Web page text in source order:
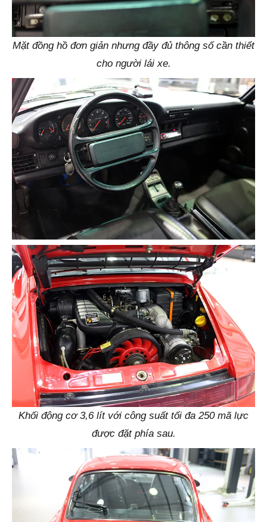
Mặt đồng hồ đơn giản nhưng đầy đủ thông số cần thiết
cho người lái xe.
Khối động cơ 3,6 lít với công suất tối đa 250 mã lực
được đặt phía sau.